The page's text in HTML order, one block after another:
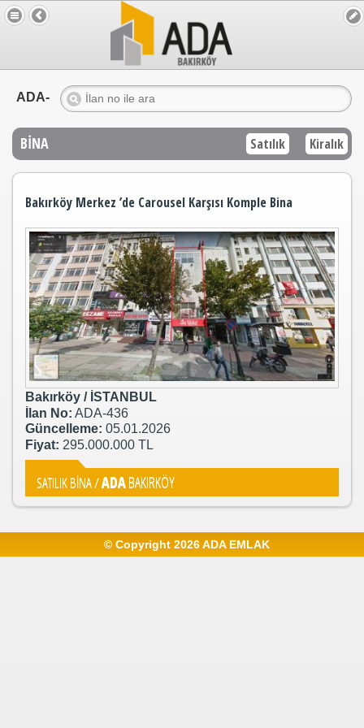
ADA-
BİNA Satılık Kiralık
Bakırköy Merkez ’de Carousel Karşısı Komple Bina
Bakırköy / İSTANBUL
İlan No: ADA-436
Güncelleme: 05.01.2026
Fiyat: 295.000.000 TL
SATILIK BİNA /ADABAKIRKÖY
© Copyright 2026 ADA EMLAK